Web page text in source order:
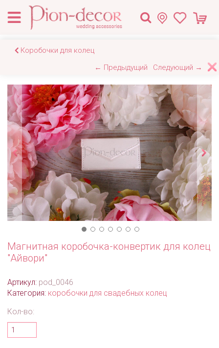
Коробочки для колец
← Предыдущий
Следующий →
Магнитная коробочка-конвертик для колец
"Айвори"
Артикул: pod_0046
Категория: коробочки для свадебных колец
Кол-во: